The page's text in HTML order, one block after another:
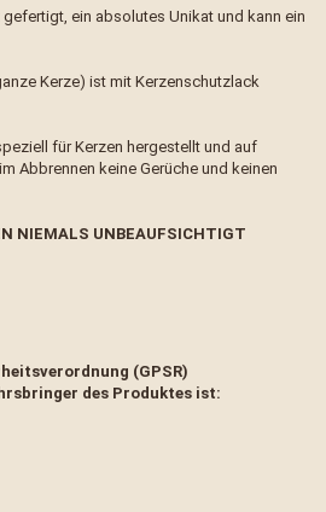
ein absolutes Unikat und kann ein
Kerze) ist mit Kerzenschutzlack
für Kerzen hergestellt und auf
Abbrennen keine Gerüche und keinen
NIEMALS UNBEAUFSICHTIGT
(GPSR)
des Produktes ist: